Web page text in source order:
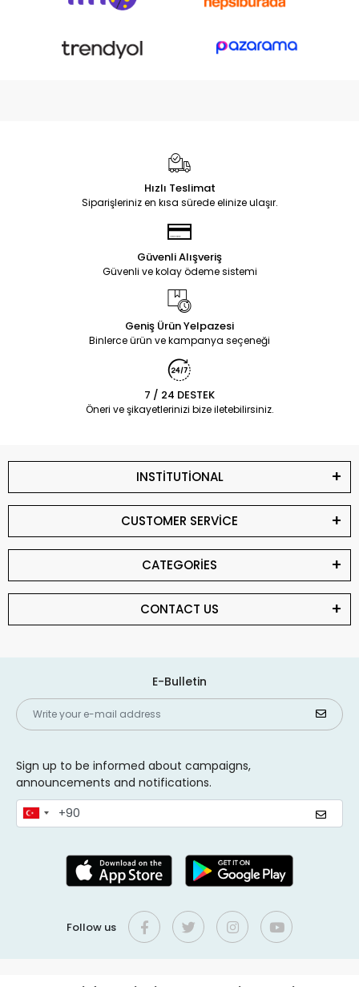
Hızlı Teslimat
Siparişleriniz en kısa sürede elinize ulaşır.
Güvenli Alışveriş
Güvenli ve kolay ödeme sistemi
Geniş Ürün Yelpazesi
Binlerce ürün ve kampanya seçeneği
7 / 24 DESTEK
Öneri ve şikayetlerinizi bize iletebilirsiniz.
INSTİTUTİONAL
CUSTOMER SERVİCE
CATEGORİES
CONTACT US
E-Bulletin
Sign up to be informed about campaigns,
announcements and notifications.
Follow us